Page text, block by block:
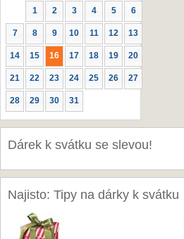
1 2 3 4 5 6
7 8 9 10 11 12 13
14 15 16 17 18 19 20
21 22 23 24 25 26 27
28 29 30 31
Dárek k svátku se slevou!
Najisto: Tipy na dárky k svátku